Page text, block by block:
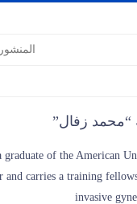
“محمد زفال”
graduate of the American
and carries a training
invasive